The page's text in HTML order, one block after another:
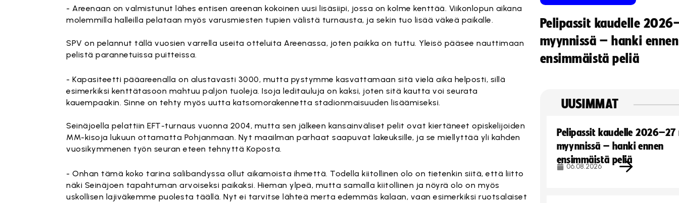
- Areenaan on valmistunut lähes entisen areenan kokoinen uusi lisäsiipi, jossa on kolme kenttää. Viikonlopun aikana
molemmilla halleilla pelataan myös varusmiesten tupien välistä turnausta, ja sekin tuo lisää väkeä paikalle.
SPV on pelannut tällä vuosien varrella useita otteluita Areenassa, joten paikka on tuttu. Yleisö pääsee nauttimaan
pelistä parannetuissa puitteissa.
- Kapasiteetti pääareenalla on alustavasti 3000, mutta pystymme kasvattamaan sitä vielä aika helposti, sillä
esimerkiksi kenttätasoon mahtuu paljon tuoleja. Isoja leditauluja on kaksi, joten sitä kautta voi seurata
kauempaakin. Sinne on tehty myös uutta katsomorakennetta stadionmaisuuden lisäämiseksi.
Seinäjoella pelattiin EFT-turnaus vuonna 2004, mutta sen jälkeen kansainväliset pelit ovat kiertäneet opiskelijoiden
MM-kisoja lukuun ottamatta Pohjanmaan. Nyt maailman parhaat saapuvat lakeuksille, ja se miellyttää yli kahden
vuosikymmenen työn seuran eteen tehnyttä Koposta.
- Onhan tämä koko tarina salibandyssa ollut aikamoista ihmettä. Todella kiitollinen olo on tietenkin siitä, että liitto
näki Seinäjoen tapahtuman arvoiseksi paikaksi. Hieman ylpeä, mutta samalla kiitollinen ja nöyrä olo on myös
uskollisen lajiväkemme puolesta täällä. Nyt ei tarvitse lähteä merta edemmäs kalaan, vaan esimerkiksi ruotsalaiset
Pelipassit kaudelle
myynnissä – hanki ennen
ensimmäistä peliä
UUSIMMAT
Pelipassit kaudelle
myynnissä – hanki ennen
ensimmäistä peliä
06.08.2026